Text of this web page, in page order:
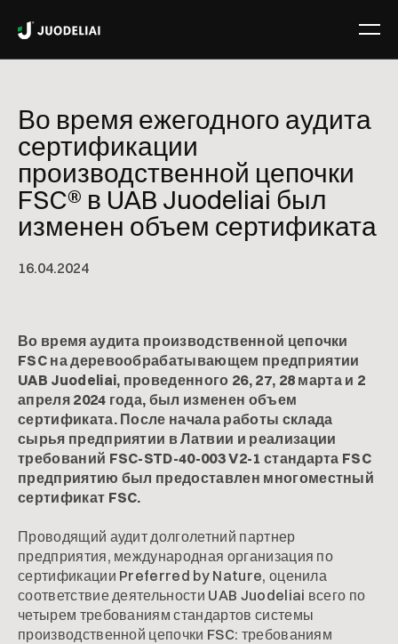
Во время ежегодного аудита
сертификации
производственной цепочки
FSC® в UAB Juodeliai был
изменен объем сертификата
16.04.2024
Во время аудита производственной цепочки
FSC на деревообрабатывающем предприятии
UAB Juodeliai, проведенного 26, 27, 28 марта и 2
апреля 2024 года, был изменен объем
сертификата. После начала работы склада
сырья предприятии в Латвии и реализации
требований FSC-STD-40-003 V2-1 стандарта FSC
предприятию был предоставлен многоместный
сертификат FSC.
Проводящий аудит долголетний партнер
предприятия, международная организация по
сертификации Preferred by Nature, оценила
соответствие деятельности UAB Juodeliai всего по
четырем требованиям стандартов системы
производственной цепочки FSC: требованиям